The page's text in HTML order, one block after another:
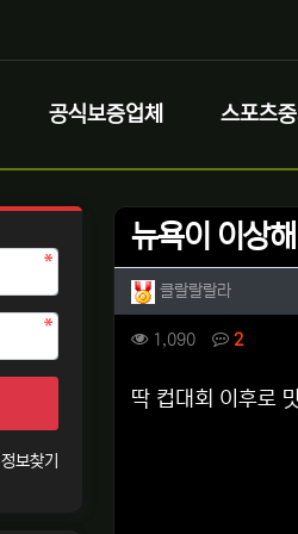
공식보증업체 스포츠중
뉴욕이 이상해
작성자 정보
클랄랄랄라작성
컨텐츠 정보
1,090조회 2댓글
본문
딱 컵대회 이후로
정보찾기